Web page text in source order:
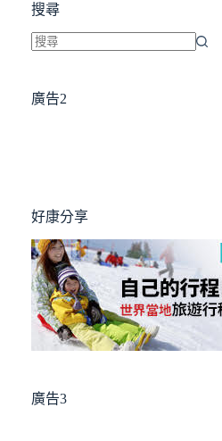
搜尋
到
的
果
廣告2
好康分享
廣告3